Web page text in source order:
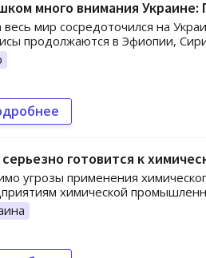
много внимания Украине:
весь мир сосредоточился на
продолжаются в Эфиопии,
готовится к
угрозы применения
химической